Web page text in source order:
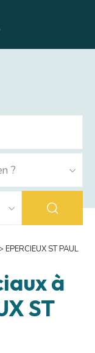
EPERCIEUX ST PAUL
à
ST